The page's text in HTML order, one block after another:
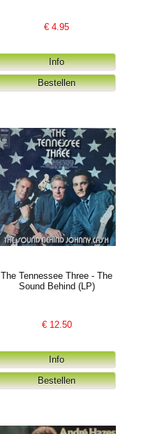
€4.95
The Tennessee Three - The
Sound Behind (LP)
€ 12.50